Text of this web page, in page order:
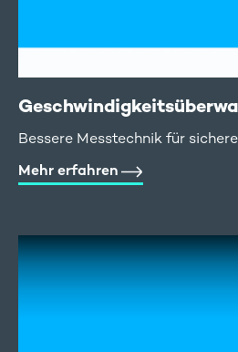
Bessere Messtechnik für
Mehr erfahren